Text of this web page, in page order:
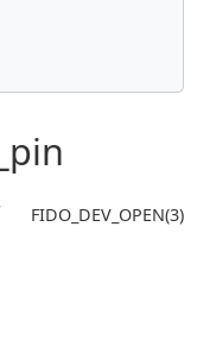
FIDO_DEV_OPEN(3)